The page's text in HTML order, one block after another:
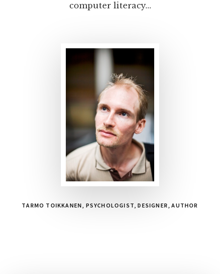
computer literacy...
TARMO TOIKKANEN, PSYCHOLOGIST, DESIGNER, AUTHOR